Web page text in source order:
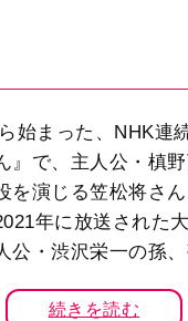
始まった、NHK連
』で、主人公・槙
を演じる笠松将さ
年に放送された
公・渋沢栄一の孫
続きを読む